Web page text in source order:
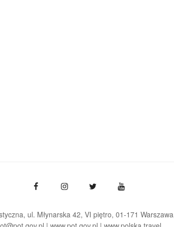
ul. Młynarska 42, VI piętro, 01-171 Warszawa